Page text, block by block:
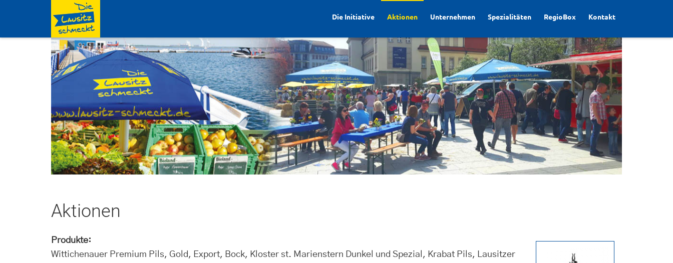
Die Initiative Aktionen Unternehmen Spezialitäten RegioBox Kontakt
Aktionen
Produkte:
Wittichenauer Premium Pils, Gold, Export, Bock, Kloster st. Marienstern Dunkel und Spezial, Krabat Pils, Lausitzer